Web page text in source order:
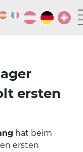
ersten
hat beim
ersten